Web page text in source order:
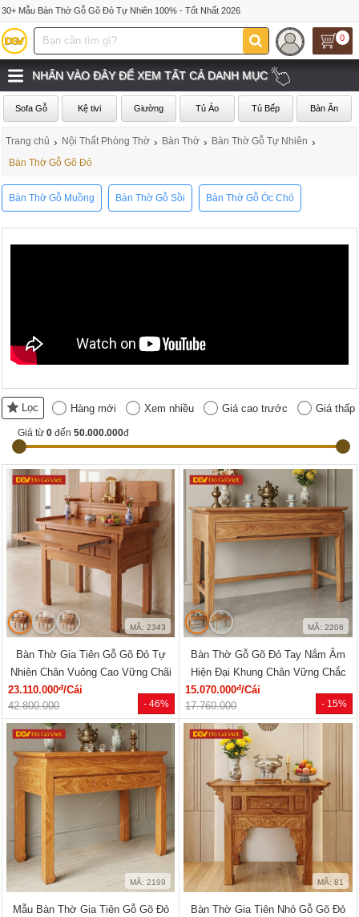
30+ Mẫu Bàn Thờ Gỗ Gõ Đỏ Tự Nhiên 100% - Tốt Nhất 2026
0
NHẤN VÀO ĐÂY ĐỂ XEM TẤT CẢ DANH MỤC
Sofa Gỗ Kệ tivi Giường Tủ Áo Tủ Bếp Bàn Ăn
Trang chủ › Nội Thất Phòng Thờ › Bàn Thờ › Bàn Thờ Gỗ Tự Nhiên ›
Bàn Thờ Gỗ Gõ Đỏ
Bàn Thờ Gỗ Muồng Bàn Thờ Gỗ Sồi Bàn Thờ Gỗ Óc Chó
Lọc Hàng mới Xem nhiều Giá cao trước Giá
Giá từ0 đến50.000.000đ
- 46%
MÃ: 2343
Bàn Thờ Gia Tiên Gỗ Gõ Đỏ Tự
Nhiên Chân Vuông Cao Vững Chãi
23.110.000đ/Cái
42.800.000
- 15%
MÃ: 2206
Bàn Thờ Gỗ Gõ Đỏ Tay Nắm Âm
Hiện Đại Khung Chân Vững Chắc
15.070.000đ/Cái
17.760.000
MÃ: 2199
Mẫu Bàn Thờ Gia Tiên Gỗ Gõ Đỏ
MÃ: 81
Bàn Thờ Gia Tiên Nhỏ Gỗ Gõ Đỏ